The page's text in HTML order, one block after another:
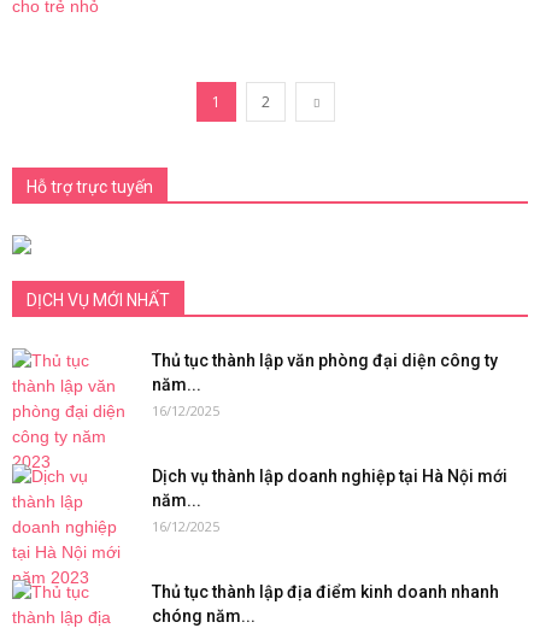
1 2
Hỗ trợ trực tuyến
DỊCH VỤ MỚI NHẤT
Thủ tục thành lập văn phòng đại diện công ty
năm...
16/12/2025
Dịch vụ thành lập doanh nghiệp tại Hà Nội mới
năm...
16/12/2025
Thủ tục thành lập địa điểm kinh doanh nhanh
chóng năm...